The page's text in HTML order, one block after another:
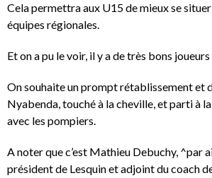
Cela permettra aux U15 de mieux se situer
équipes régionales.
Et on a pu le voir, il y a de très bons
On souhaite un prompt rétablissement et
Nyabenda, touché à la cheville, et parti à
avec les pompiers.
A noter que c’est Mathieu Debuchy, ^par
président de Lesquin et adjoint du coach